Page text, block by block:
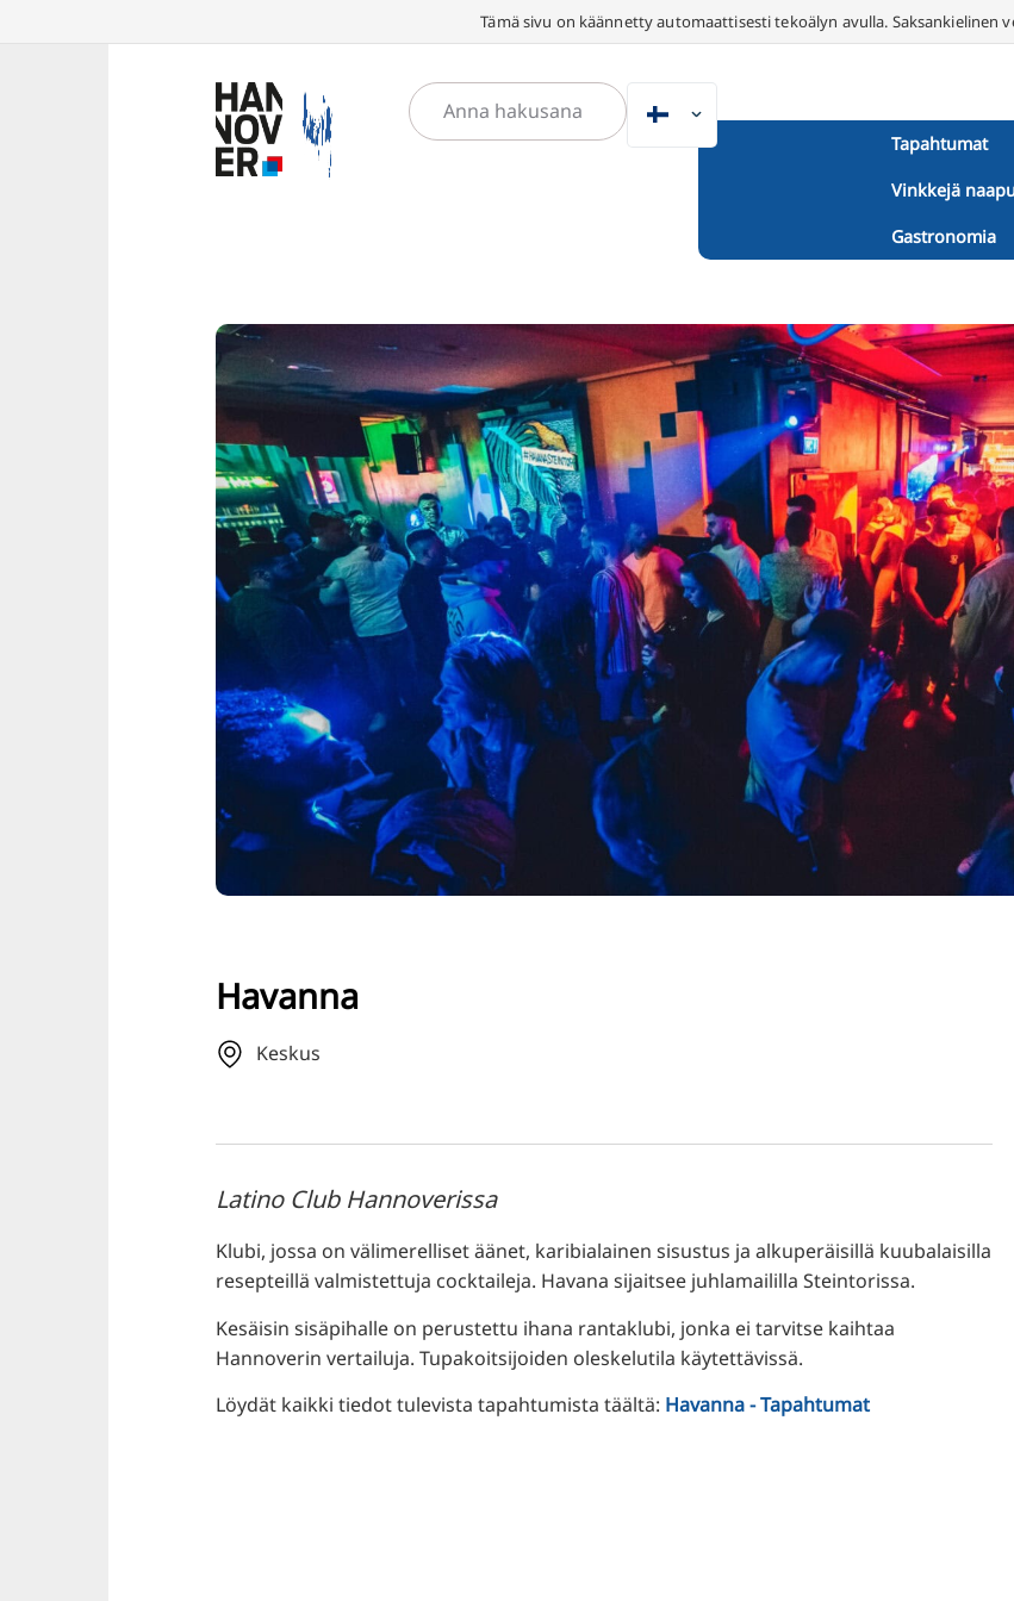
Tämä sivu on käännetty automaattisesti tekoälyn avulla. Saksankielinen
FI
DE
IT
DA
SV
PT
TR
RU
ZH
KO
Tapahtumat
Vinkkejä
Gastronomia
Havanna
Keskus
Latino Club Hannoverissa
Klubi, jossa on välimerelliset äänet, karibialainen sisustus ja alkuperäisillä kuubalaisilla
resepteillä valmistettuja cocktaileja. Havana sijaitsee juhlamaililla Steintorissa.
Kesäisin sisäpihalle on perustettu ihana rantaklubi, jonka ei tarvitse kaihtaa
Hannoverin vertailuja. Tupakoitsijoiden oleskelutila käytettävissä.
Löydät kaikki tiedot tulevista tapahtumista täältä: Havanna - Tapahtumat